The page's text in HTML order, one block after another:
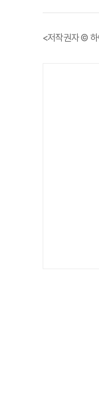
<저작권자 © 하